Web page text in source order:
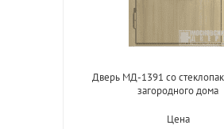
Дверь МД-1391 со
загородного дома
Цена